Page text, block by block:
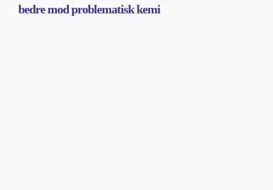
bedre mod problematisk kemi